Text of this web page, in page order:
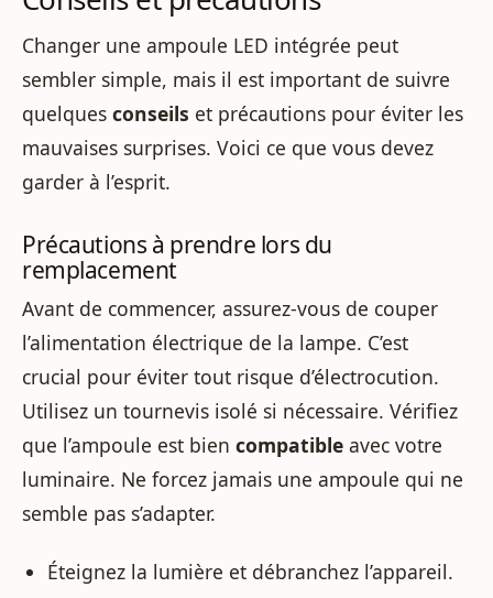
Changer une ampoule LED intégrée peut
sembler simple, mais il est important de suivre
quelques conseils et précautions pour éviter les
mauvaises surprises. Voici ce que vous devez
garder à l’esprit.
Précautions à prendre lors du
remplacement
Avant de commencer, assurez-vous de couper
l’alimentation électrique de la lampe. C’est
crucial pour éviter tout risque d’électrocution.
Utilisez un tournevis isolé si nécessaire. Vérifiez
que l’ampoule est bien compatible avec votre
luminaire. Ne forcez jamais une ampoule qui ne
semble pas s’adapter.
Éteignez la lumière et débranchez l’appareil.